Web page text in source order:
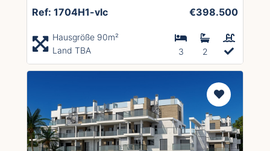
Ref: 1704H1-vlc €398.500
Hausgröße 90m²
Land TBA
3 2